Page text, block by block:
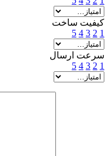
کیفیت ساخت
1
2
3
4
5
سرعت ارسال
1
2
3
4
5